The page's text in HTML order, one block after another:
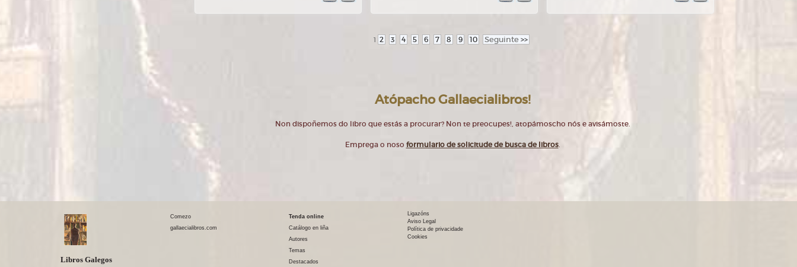
1 2 3 4 5 6 7 8 9 10 Seguinte >>
Atópacho Gallaecialibros!
Non dispoñemos do libro que estás a procurar? Non te preocupes!, atopámoscho nós e avisámoste.
Emprega o noso formulario de solicitude de busca de libros.
Libros Galegos
Comezo
gallaecialibros.com
Tenda online
Catálogo en liña
Autores
Temas
Destacados
Ligazóns
Aviso Legal
Política de privacidade
Cookies